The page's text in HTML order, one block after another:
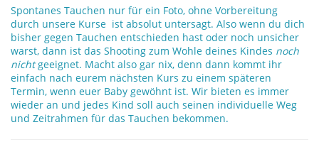
Spontanes Tauchen nur für ein Foto, ohne Vorbereitung
durch unsere Kurse ist absolut untersagt. Also wenn du dich
bisher gegen Tauchen entschieden hast oder noch unsicher
warst, dann ist das Shooting zum Wohle deines Kindes noch
nichtgeeignet. Macht also gar nix, denn dann kommt ihr
einfach nach eurem nächsten Kurs zu einem späteren
Termin, wenn euer Baby gewöhnt ist. Wir bieten es immer
wieder an und jedes Kind soll auch seinen individuelle Weg
und Zeitrahmen für das Tauchen bekommen.